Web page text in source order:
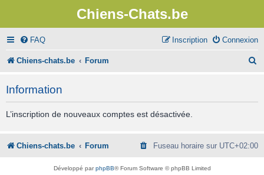
Chiens-Chats.be
FAQ Connexion
Inscription
Chiens-chats.be Forum
r
Information
L’inscription de nouveaux comptes est désactivée.
Chiens-chats.be Forum Fuseau horaire sur UTC+02:00
Développé parphpBB® Forum Software © phpBB Limited